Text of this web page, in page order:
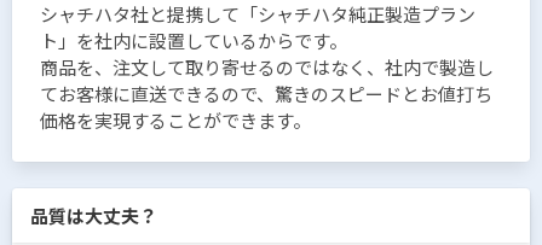
シャチハタ社と提携して「シャチハタ純正製造プラン
ト」を社内に設置しているからです。
商品を、注文して取り寄せるのではなく、社内で製造し
てお客様に直送できるので、驚きのスピードとお値打ち
価格を実現することができます。
品質は大丈夫？